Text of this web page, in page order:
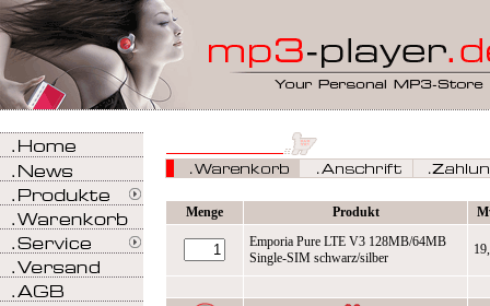
Menge Produkt
Emporia Pure LTE V3 128MB/64MB
Single-SIM schwarz/silber